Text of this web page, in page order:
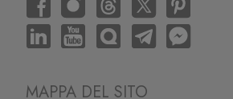
MAPPA DEL SITO